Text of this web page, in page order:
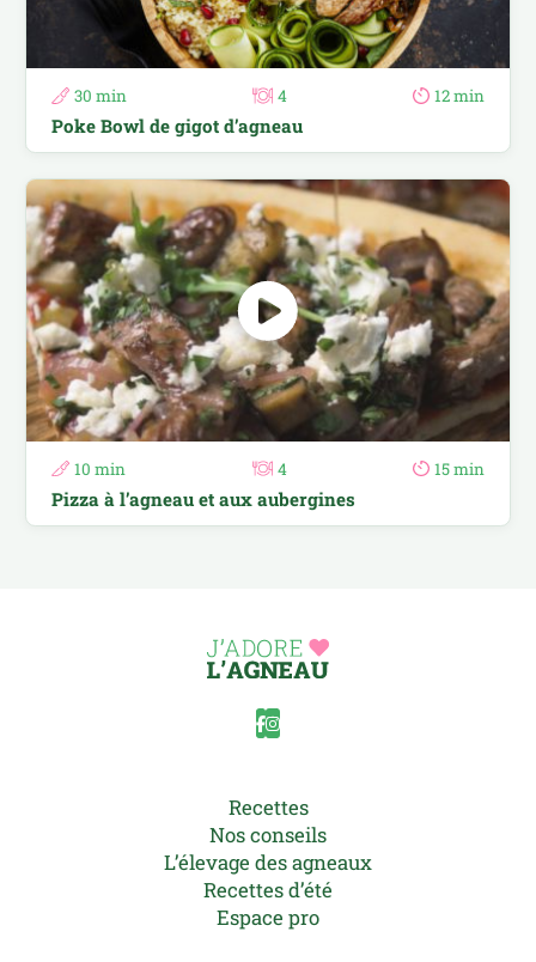
30 min 4 12 min
Poke Bowl de gigot d’agneau
10 min 4 15 min
Pizza à l’agneau et aux aubergines
Recettes
Nos conseils
L’élevage des agneaux
Recettes d’été
Espace pro